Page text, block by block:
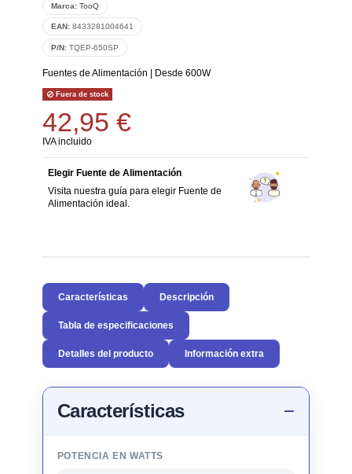
Marca: TooQ
EAN: 8433281004641
P/N: TQEP-650SP
Fuentes de Alimentación Desde 600W
Fuera de stock
42,95 €
IVA incluido
Elegir Fuente de Alimentación
Visita nuestra guía para elegir Fuente de
Alimentación ideal.
Características Descripción
Tabla de especificaciones
Detalles del producto Información extra
Características
POTENCIA EN WATTS